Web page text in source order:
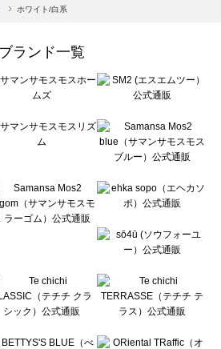
スモス ブルー）のカーディガン一覧
ィガン一覧
ン一覧
ック）のカーディガン一覧
カーディガン一覧
ー）のカーディガン一覧
ーディガン一覧
ホワイト/白系
ブランド一覧